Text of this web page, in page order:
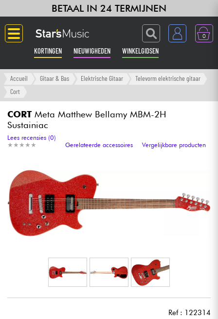
BETAAL IN 24 TERMIJNEN
0
KORTINGEN NIEUWIGHEDEN WINKELGIDSEN
Langue
Versterker & Effecten
Synths & samplers
Home-studio
Hoofdtelefoon
Accueil Gitaar & Bas Elektrische Gitaar
Televorm elektrische gitaar
Cort
CORT Meta Matthew Bellamy MBM-2H
Sustainiac
★ ★ ★ ★ ★
★ ★ ★ ★ ★
Lees recensies (0)
Gerelateerde accessoires
Vergelijkbare producten
Ref : 122314